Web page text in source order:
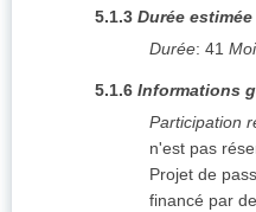
5.1.3 Durée estimée
Durée: 41
5.1.6 Informations
Participation
n'est pas
Projet de
financé par